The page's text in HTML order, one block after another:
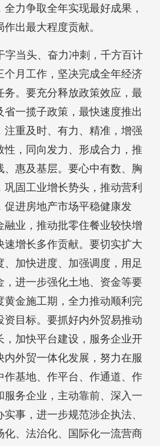
力争取全年实现最好成果，
出最大程度贡献。
字当头、奋力冲刺，千方百计
个月工作，坚决完成全年经济
务。要充分释放政策效应，最
省一揽子政策，最快速度推出
注重及时、有力、精准，增强
性，同向发力、形成合力，推
、惠及基层。要心中有数、胸
固工业增长势头，推动营利
促进房地产市场平稳健康发
融业，推动批零住餐业较快增
速增长多作贡献。要切实扩大
加快进度、加强调度，用足
，进一步强化土地、资金等要
黄金施工期，全力推动顺利完
资目标。要抓好内外贸易推动
，加快平台建设，服务企业开
内外贸一体化发展，努力在服
作基地、作平台、作通道、作
服务企业，主动靠前、深入一
事，进一步规范涉企执法、
化、法治化、国际化一流营商